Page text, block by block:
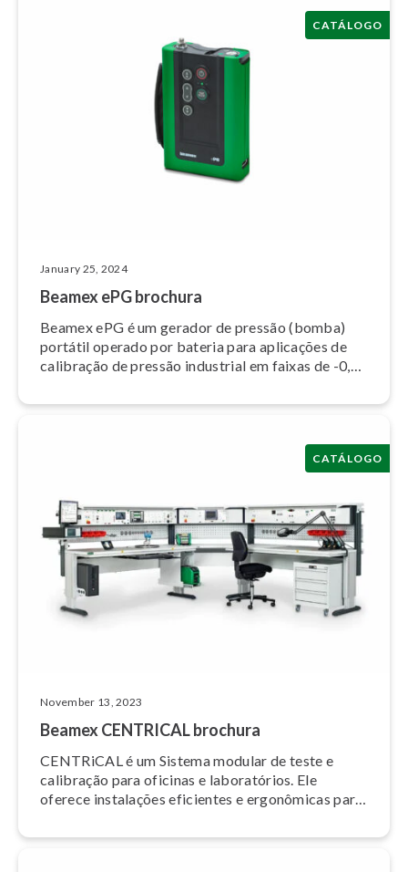
CATÁLOGO
January 25, 2024
Beamex ePG brochura
Beamex ePG é um gerador de pressão (bomba)
portátil operado por bateria para aplicações de
calibração de pressão industrial em faixas de -0,85
uma maneira fácil e rápida de gerar pressão.
CATÁLOGO
November 13, 2023
Beamex CENTRICAL brochura
CENTRiCAL é um Sistema modular de teste e
calibração para oficinas e la­bo­ra­tó­rios. Ele
oferece instalações eficientes e ergonômicas para